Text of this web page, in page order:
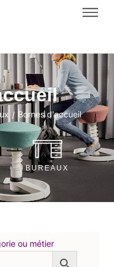
/ Bornes d'accueil
BUREAUX
ou métier